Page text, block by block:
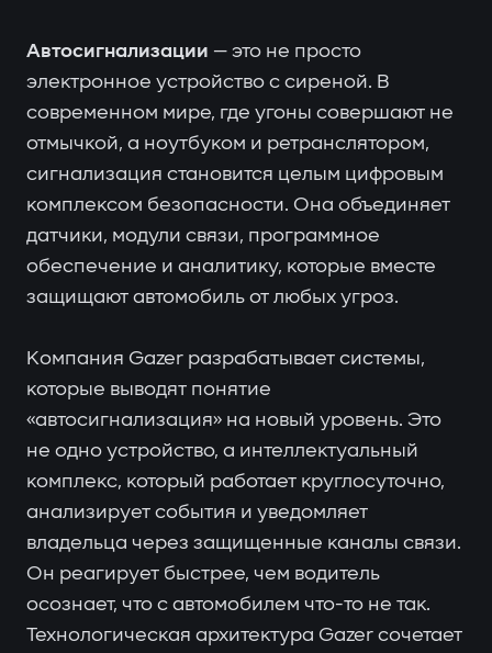
Автосигнализации — это не просто
электронное устройство с сиреной. В
современном мире, где угоны совершают не
отмычкой, а ноутбуком и ретранслятором,
сигнализация становится целым цифровым
комплексом безопасности. Она объединяет
датчики, модули связи, программное
обеспечение и аналитику, которые вместе
защищают автомобиль от любых угроз.
Компания Gazer разрабатывает системы,
которые выводят понятие
«автосигнализация» на новый уровень. Это
не одно устройство, а интеллектуальный
комплекс, который работает круглосуточно,
анализирует события и уведомляет
владельца через защищенные каналы связи.
Он реагирует быстрее, чем водитель
осознает, что с автомобилем что-то не так.
Технологическая архитектура Gazer сочетает